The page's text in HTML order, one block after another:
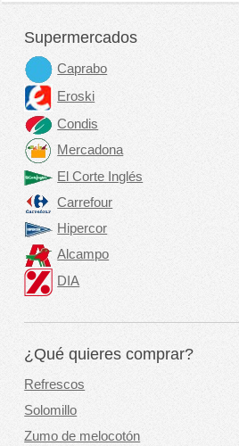
Supermercados
Caprabo
Eroski
Condis
Mercadona
El Corte Inglés
Carrefour
Hipercor
Alcampo
DIA
¿Qué quieres comprar?
Refrescos
Solomillo
Zumo de melocotón